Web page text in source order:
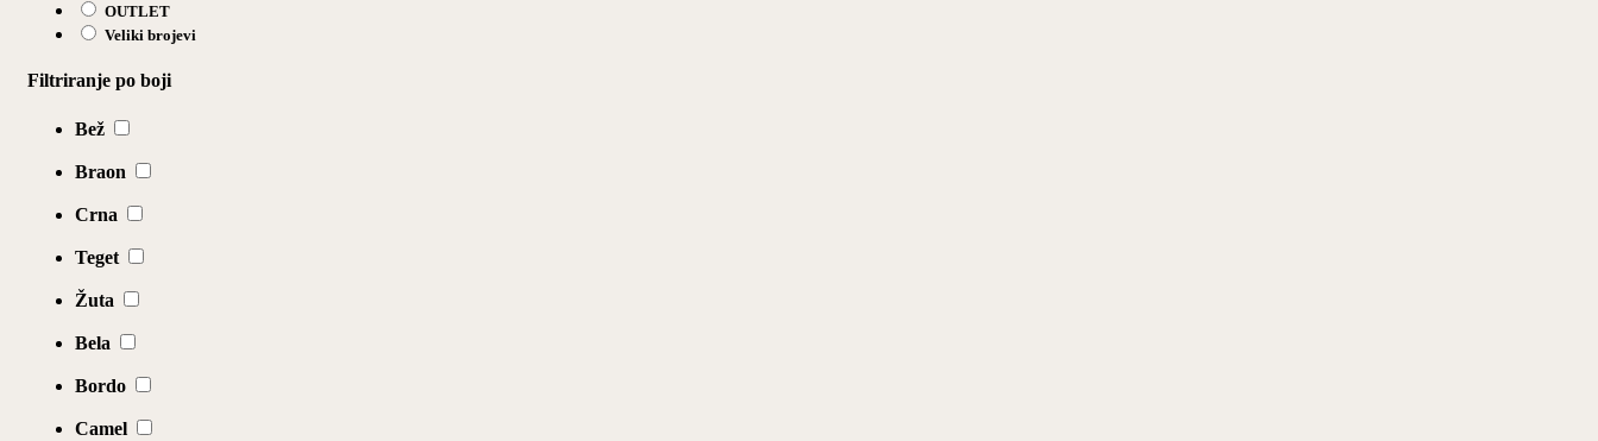
OUTLET
Veliki brojevi
Filtriranje po boji
Bež
Braon
Crna
Teget
Žuta
Bela
Bordo
Camel